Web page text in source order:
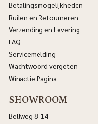
Betalingsmogelijkheden
Ruilen en Retourneren
Verzending en Levering
FAQ
Servicemelding
Wachtwoord vergeten
Winactie Pagina
SHOWROOM
Bellweg 8-14